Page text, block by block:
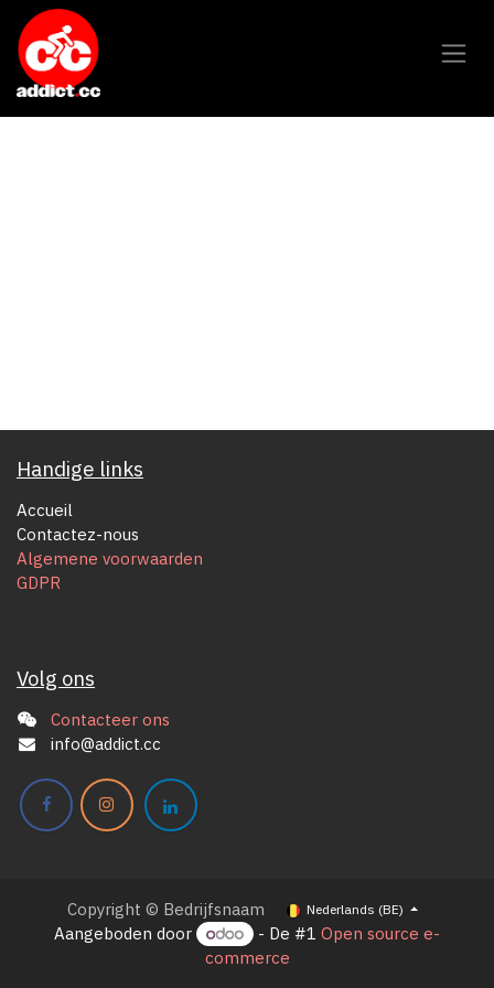
Overslaan naar inhoud
Handige links
Accueil
Contactez-nous
Algemene voorwaarden
GDPR
Volg ons
Contacteer ons
info@addict.cc
Copyright © Bedrijfsnaam Nederlands (BE)
Aangeboden door - De #1 Open source e-
commerce